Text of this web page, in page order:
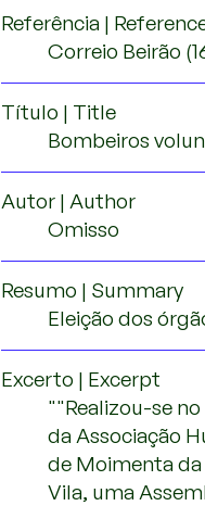
Referência |
Correio Beirão
Título | Title
Bombeiros
Autor | Author
Omisso
Resumo | Summary
Eleição dos
Excerto | Excerpt
""Realizou-se
da Associação
de Moimenta da
Vila, uma